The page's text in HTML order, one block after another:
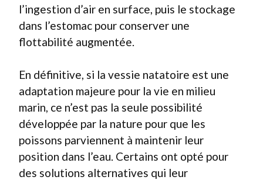
l’ingestion d’air en surface, puis le stockage
dans l’estomac pour conserver une
flottabilité augmentée.
En définitive, si la vessie natatoire est une
adaptation majeure pour la vie en milieu
marin, ce n’est pas la seule possibilité
développée par la nature pour que les
poissons parviennent à maintenir leur
position dans l’eau. Certains ont opté pour
des solutions alternatives qui leur